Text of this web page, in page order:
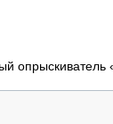
опрыскиватель